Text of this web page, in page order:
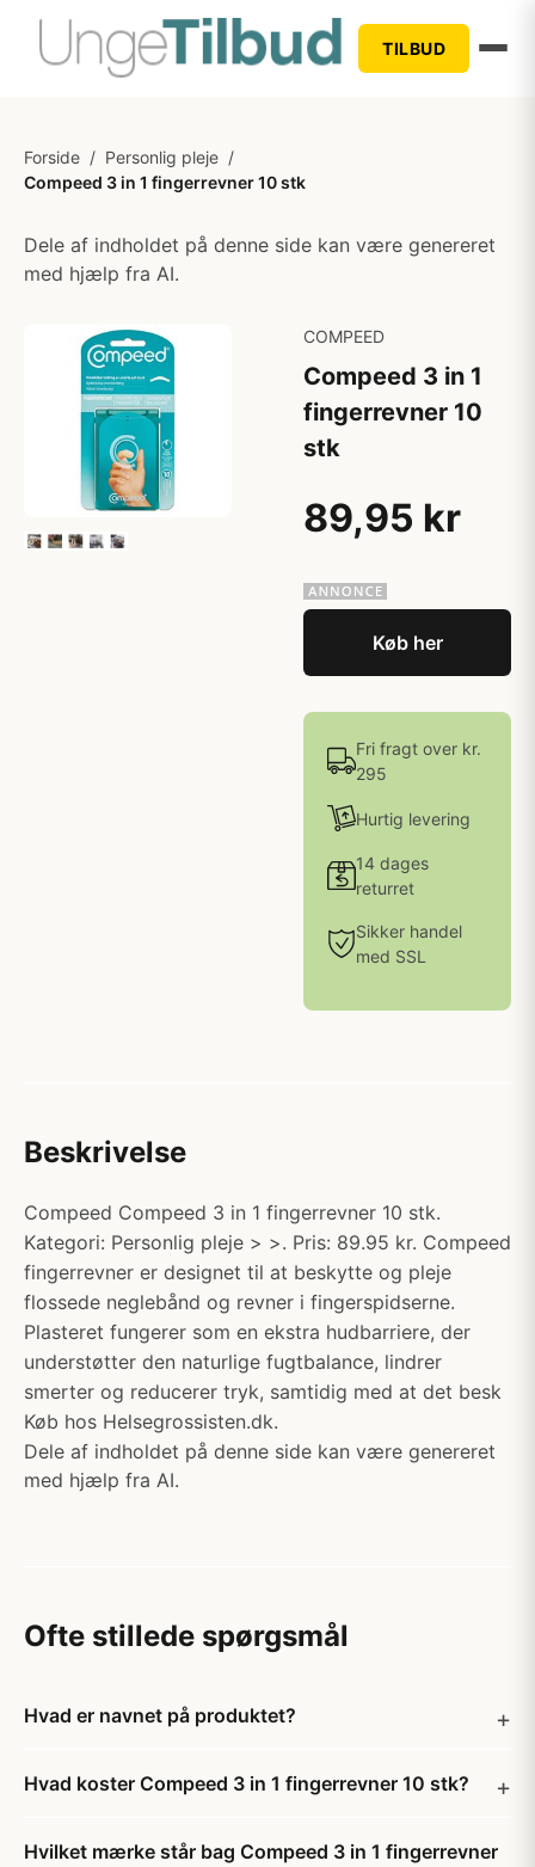
TILBUD
Forside / Personlig pleje /
Compeed 3 in 1 fingerrevner 10 stk
Dele af indholdet på denne side kan være genereret
med hjælp fra AI.
COMPEED
Compeed 3 in 1
fingerrevner 10
stk
89,95 kr
Køb her
Fri fragt over kr.
295
Hurtig levering
14 dages
returret
Sikker handel
med SSL
Beskrivelse
Compeed Compeed 3 in 1 fingerrevner 10 stk.
Kategori: Personlig pleje > >. Pris: 89.95 kr. Compeed
fingerrevner er designet til at beskytte og pleje
flossede neglebånd og revner i fingerspidserne.
Plasteret fungerer som en ekstra hudbarriere, der
understøtter den naturlige fugtbalance, lindrer
smerter og reducerer tryk, samtidig med at det besk
Køb hos Helsegrossisten.dk.
Dele af indholdet på denne side kan være genereret
med hjælp fra AI.
Ofte stillede spørgsmål
Hvad er navnet på produktet?
Hvad koster Compeed 3 in 1 fingerrevner 10 stk?
Hvilket mærke står bag Compeed 3 in 1 fingerrevner